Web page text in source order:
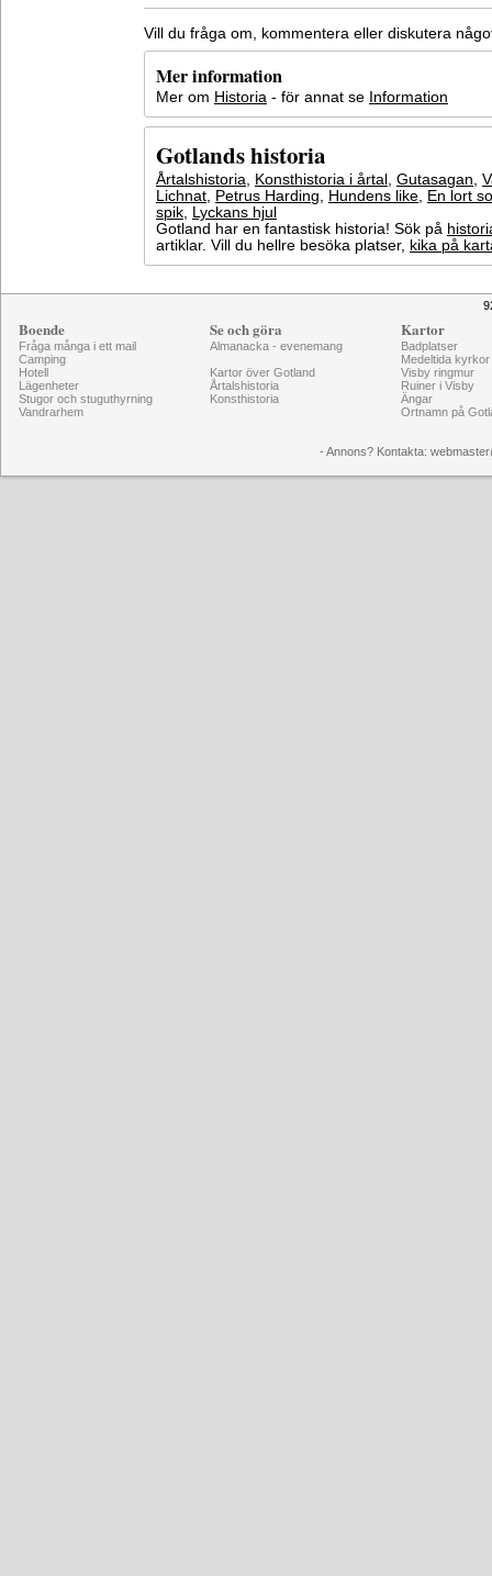
Vill du fråga om, kommentera eller diskutera
Mer information
Mer om Historia - för annat se Information
Gotlands historia
Årtalshistoria, Konsthistoria i årtal , Gutasagan,
Lichnat, Petrus Harding, Hundens like, En lort
spik, Lyckans hjul
Gotland har en fantastisk historia! Sök på
artiklar. Vill du hellre besöka platser, kika på
Boende
Fråga många i ett mail
Camping
Hotell
Lägenheter
Stugor och stuguthyrning
Vandrarhem
Se och göra
Almanacka - evenemang
Kartor över Gotland
Årtalshistoria
Konsthistoria
Kartor
Badplatser
Medeltida kyrkor
Visby ringmur
Ruiner i Visby
Ängar
Ortnamn på
- Annons? Kontakta: